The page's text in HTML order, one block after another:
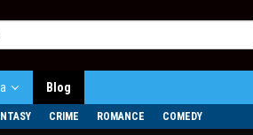
Blog
CRIME ROMANCE COMEDY